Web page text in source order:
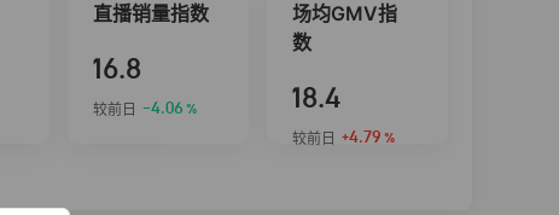
直播销量指数
16.8
较前日 -4.06 %
场均GMV指
数
18.4
较前日 +4.79 %